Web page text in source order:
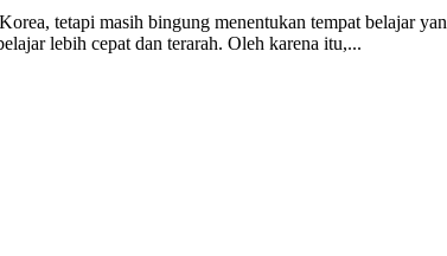
tetapi masih bingung menentukan tempat belajar
lebih cepat dan terarah. Oleh karena itu,...